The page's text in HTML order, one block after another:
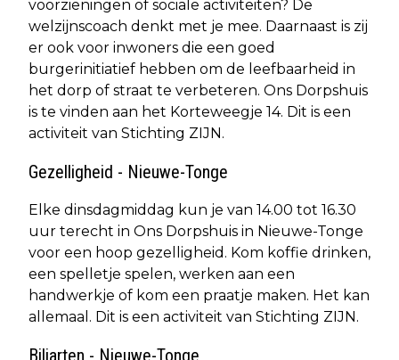
voorzieningen of sociale activiteiten? De
welzijnscoach denkt met je mee. Daarnaast is zij
er ook voor inwoners die een goed
burgerinitiatief hebben om de leefbaarheid in
het dorp of straat te verbeteren. Ons Dorpshuis
is te vinden aan het Korteweegje 14. Dit is een
activiteit van Stichting ZIJN.
Gezelligheid - Nieuwe-Tonge
Elke dinsdagmiddag kun je van 14.00 tot 16.30
uur terecht in Ons Dorpshuis in Nieuwe-Tonge
voor een hoop gezelligheid. Kom koffie drinken,
een spelletje spelen, werken aan een
handwerkje of kom een praatje maken. Het kan
allemaal. Dit is een activiteit van Stichting ZIJN.
Biljarten - Nieuwe-Tonge